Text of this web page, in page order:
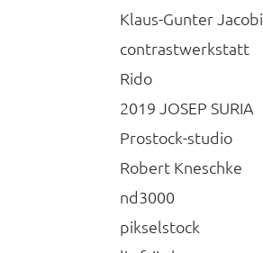
Klaus-Gunter Jacobi
contrastwerkstatt
Rido
2019 JOSEP SURIA
Prostock-studio
Robert Kneschke
nd3000
pikselstock